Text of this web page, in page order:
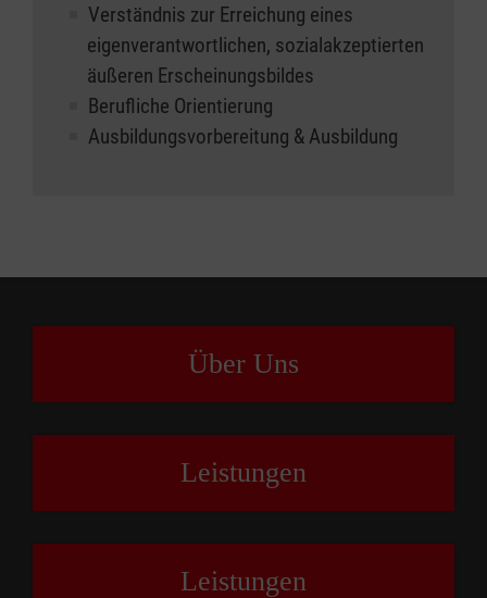
Verständnis zur Erreichung eines
eigenverantwortlichen, sozialakzeptierten
äußeren Erscheinungsbildes
Berufliche Orientierung
Ausbildungsvorbereitung & Ausbildung
Über Uns
Leistungen
Leistungen